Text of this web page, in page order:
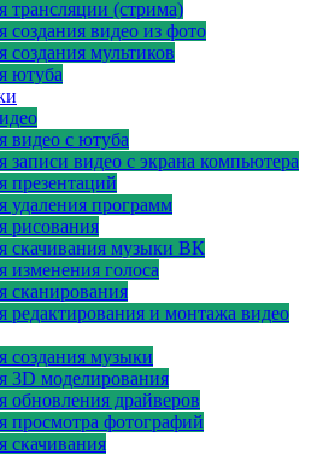
трансляции (стрима)
видео из фото
мультиков
ютуба
видео с ютуба
видео с экрана компьютера
презентаций
удаления программ
рисования
скачивания музыки ВК
голоса
сканирования
редактирования и монтажа видео
создания музыки
3D моделирования
драйверов
просмотра фотографий
скачивания